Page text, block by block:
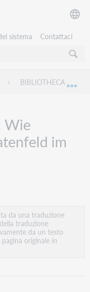
sistema Contattaci
BIBLIOTHECA
Wie
im
da una traduzione
traduzione
da un testo
originale in